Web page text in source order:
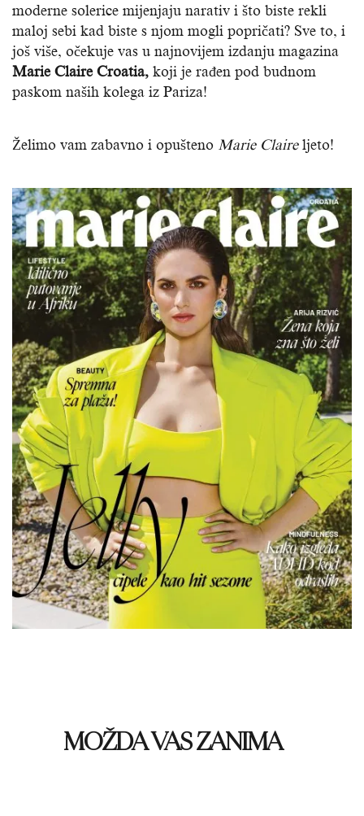
moderne solerice mijenjaju narativ i što biste rekli
maloj sebi kad biste s njom mogli popričati? Sve to, i
još više, očekuje vas u najnovijem izdanju magazina
Marie Claire Croatia, koji je rađen pod budnom
paskom naših kolega iz Pariza!
Želimo vam zabavno i opušteno Marie Claireljeto!
MOŽDA VAS ZANIMA